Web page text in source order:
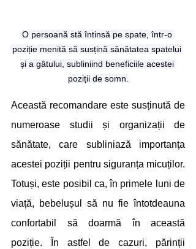
O persoană stă întinsă pe spate, într-o
poziție menită să susțină sănătatea spatelui
și a gâtului, subliniind beneficiile acestei
poziții de somn.
Această recomandare este susținută de
numeroase studii și organizații de
sănătate, care subliniază importanța
acestei poziții pentru siguranța micuților.
Totuși, este posibil ca, în primele luni de
viață, bebelușul să nu fie întotdeauna
confortabil să doarmă în această
poziție. În astfel de cazuri, părinții